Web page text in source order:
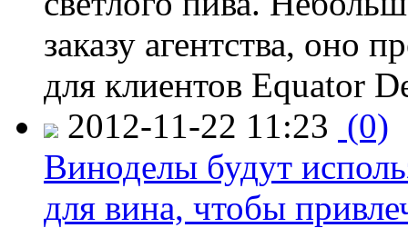
заказу агентства, оно
для клиентов Equator
2012-11-22 11:23 (0)
Виноделы будут
для вина, чтобы